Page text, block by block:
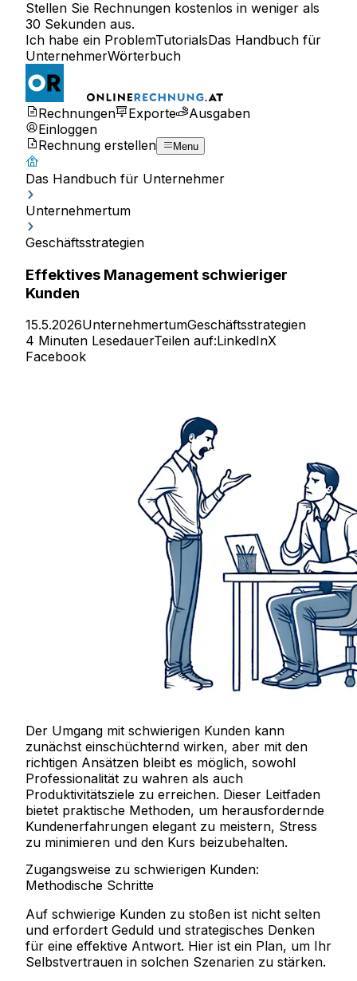
Stellen Sie Rechnungen kostenlos in weniger als
30 Sekunden aus.
Ich habe ein ProblemTutorialsDas Handbuch für
UnternehmerWörterbuch
Rechnungen Exporte
Ausgaben
Einloggen
Rechnung erstellen
Menu
Das Handbuch für Unternehmer
Unternehmertum
Geschäftsstrategien
Effektives Management schwieriger
Kunden
15.5.2026UnternehmertumGeschäftsstrategien
4 Minuten LesedauerTeilen auf:LinkedInX
Facebook
Der Umgang mit schwierigen Kunden kann
zunächst einschüchternd wirken, aber mit den
richtigen Ansätzen bleibt es möglich, sowohl
Professionalität zu wahren als auch
Produktivitätsziele zu erreichen. Dieser Leitfaden
bietet praktische Methoden, um herausfordernde
Kundenerfahrungen elegant zu meistern, Stress
zu minimieren und den Kurs beizubehalten.
Zugangsweise zu schwierigen Kunden:
Methodische Schritte
Auf schwierige Kunden zu stoßen ist nicht selten
und erfordert Geduld und strategisches Denken
für eine effektive Antwort. Hier ist ein Plan, um Ihr
Selbstvertrauen in solchen Szenarien zu stärken.